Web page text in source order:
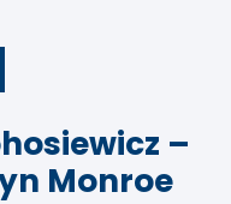
–
Monroe